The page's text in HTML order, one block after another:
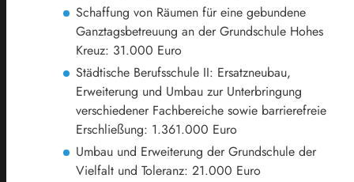
Schaffung von Räumen für eine gebundene
Ganztagsbetreuung an der Grundschule Hohes
Kreuz: 31.000 Euro
Städtische Berufsschule II: Ersatzneubau,
Erweiterung und Umbau zur Unterbringung
verschiedener Fachbereiche sowie barrierefreie
Erschließung: 1.361.000 Euro
Umbau und Erweiterung der Grundschule der
Vielfalt und Toleranz: 21.000 Euro